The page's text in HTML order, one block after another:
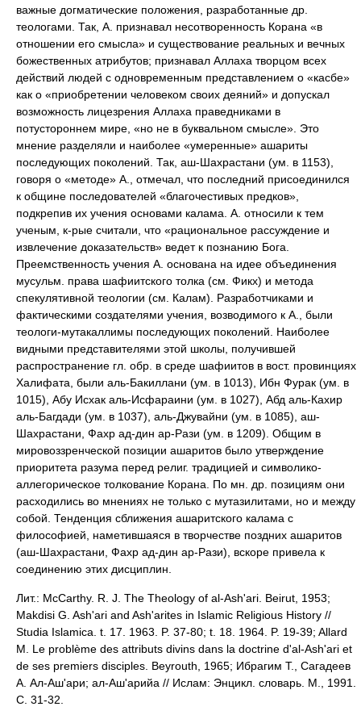
важные догматические положения, разработанные др.
теологами. Так, А. признавал несотворенность Корана «в
отношении его смысла» и существование реальных и вечных
божественных атрибутов; признавал Аллаха творцом всех
действий людей с одновременным представлением о «касбе»
как о «приобретении человеком своих деяний» и допускал
возможность лицезрения Аллаха праведниками в
потустороннем мире, «но не в буквальном смысле». Это
мнение разделяли и наиболее «умеренные» ашариты
последующих поколений. Так, аш-Шахрастани (ум. в 1153),
говоря о «методе» А., отмечал, что последний присоединился
к общине последователей «благочестивых предков»,
подкрепив их учения основами калама. А. относили к тем
ученым, к-рые считали, что «рациональное рассуждение и
извлечение доказательств» ведет к познанию Бога.
Преемственность учения А. основана на идее объединения
мусульм. права шафиитского толка (см. Фикх) и метода
спекулятивной теологии (см. Калам). Разработчиками и
фактическими создателями учения, возводимого к А., были
теологи-мутакаллимы последующих поколений. Наиболее
видными представителями этой школы, получившей
распространение гл. обр. в среде шафиитов в вост. провинциях
Халифата, были аль-Бакиллани (ум. в 1013), Ибн Фурак (ум. в
1015), Абу Исхак аль-Исфараини (ум. в 1027), Абд аль-Кахир
аль-Багдади (ум. в 1037), аль-Джувайни (ум. в 1085), аш-
Шахрастани, Фахр ад-дин ар-Рази (ум. в 1209). Общим в
мировоззренческой позиции ашаритов было утверждение
приоритета разума перед религ. традицией и символико-
аллегорическое толкование Корана. По мн. др. позициям они
расходились во мнениях не только с мутазилитами, но и между
собой. Тенденция сближения ашаритского калама с
философией, наметившаяся в творчестве поздних ашаритов
(аш-Шахрастани, Фахр ад-дин ар-Рази), вскоре привела к
соединению этих дисциплин.
Лит.: McCarthy. R. J. The Theology of al-Ash'ari. Beirut, 1953;
Makdisi G. Ash'ari and Ash'arites in Islamic Religious History //
Studia Islamica. t. 17. 1963. P. 37-80; t. 18. 1964. P. 19-39; Allard
M. Le problème des attributs divins dans la doctrine d'al-Ash'ari et
de ses premiers disciples. Beyrouth, 1965; Ибрагим Т., Сагадеев
А. Ал-Аш'ари; ал-Аш'арийа // Ислам: Энцикл. словарь. М., 1991.
С. 31-32.